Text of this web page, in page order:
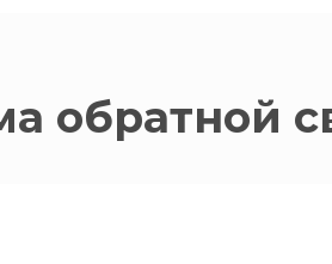
обратной